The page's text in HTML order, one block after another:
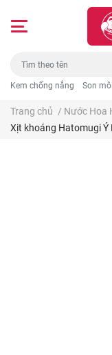
Kem chống nắng Son môi
Trang chủ / Nước Hoa
Xịt khoáng Hatomugi Ý